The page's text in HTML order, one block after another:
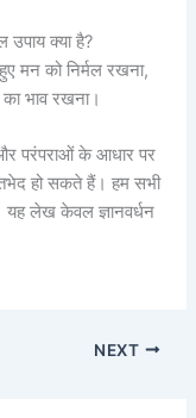
उपाय क्या है?
मन को निर्मल रखना,
भाव रखना।
और परंपराओं के आधार पर
हो सकते हैं। हम सभी
यह लेख केवल ज्ञानवर्धन
NEXT